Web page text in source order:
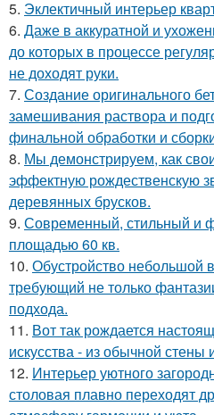
5. Эклектичный интерьер
6. Даже в аккуратной и
до которых в процессе
не доходят руки.
7. Создание оригинального
замешивания раствора и
финальной обработки и
8. Мы демонстрируем, как
эффектную рождественскую
деревянных брусков.
9. Современный, стильный и
площадью 60 кв.
10. Обустройство небольшой
требующий не только
подхода.
11. Вот так рождается
искусства - из обычной стены
12. Интерьер уютного
столовая плавно переходят